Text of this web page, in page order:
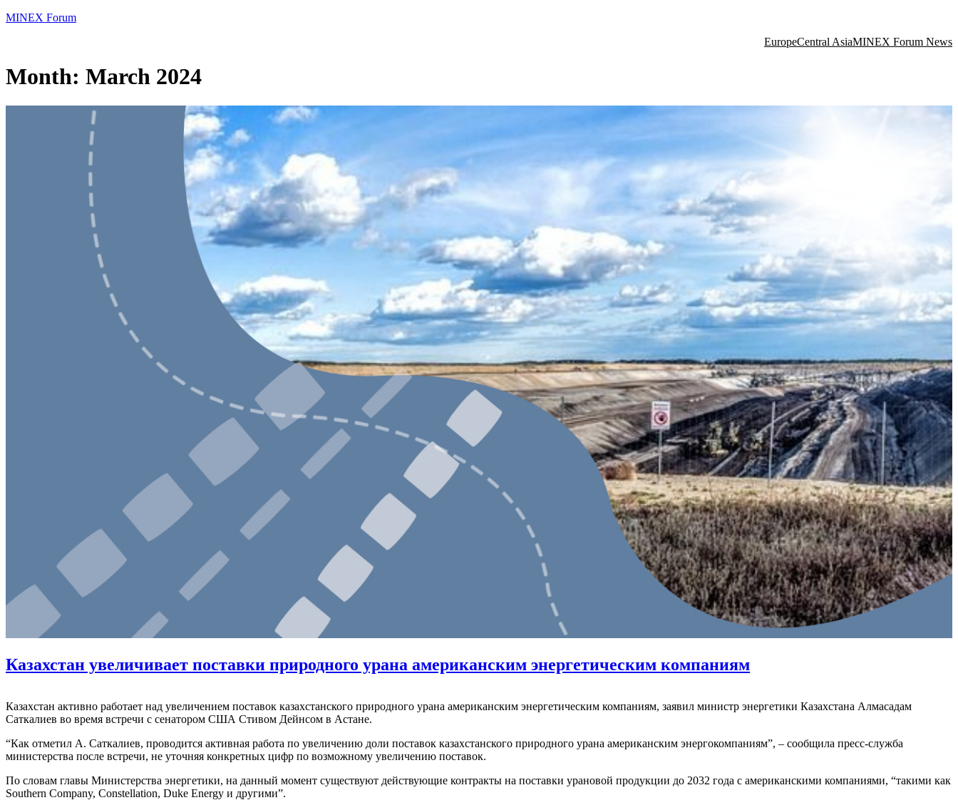
MINEX Forum
EuropeCentral AsiaMINEX Forum News
Month: March 2024
Казахстан увеличивает поставки природного урана американским энергетическим компаниям
Казахстан активно работает над увеличением поставок казахстанского природного урана американским энергетическим компаниям, заявил министр энергетики Казахстана Алмасадам
Саткалиев во время встречи с сенатором США Стивом Дейнсом в Астане.
“Как отметил А. Саткалиев, проводится активная работа по увеличению доли поставок казахстанского природного урана американским энергокомпаниям”, – сообщила пресс-служба
министерства после встречи, не уточняя конкретных цифр по возможному увеличению поставок.
По словам главы Министерства энергетики, на данный момент существуют действующие контракты на поставки урановой продукции до 2032 года с американскими компаниями, “такими как
Southern Company, Constellation, Duke Energy и другими”.